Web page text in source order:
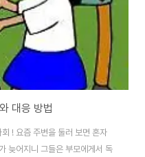
대응 방법
! 요즘 주변을 둘러 보면 혼자
늦어지니 그들은 부모에게서 독